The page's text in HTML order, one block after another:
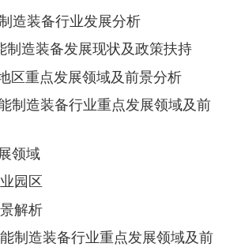
造装备行业发展分析
制造装备发展现状及政策扶持
区重点发展领域及前景分析
制造装备行业重点发展领域及前
领域
园区
解析
能制造装备行业重点发展领域及前